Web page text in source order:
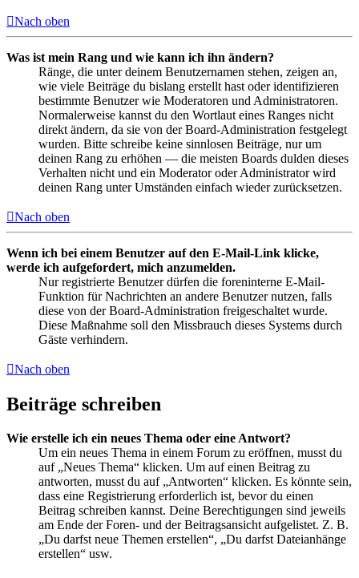
Nach oben
Was ist mein Rang und wie kann ich ihn ändern?
Ränge, die unter deinem Benutzernamen stehen, zeigen an,
wie viele Beiträge du bislang erstellt hast oder identifizieren
bestimmte Benutzer wie Moderatoren und Administratoren.
Normalerweise kannst du den Wortlaut eines Ranges nicht
direkt ändern, da sie von der Board-Administration festgelegt
wurden. Bitte schreibe keine sinnlosen Beiträge, nur um
deinen Rang zu erhöhen — die meisten Boards dulden dieses
Verhalten nicht und ein Moderator oder Administrator wird
deinen Rang unter Umständen einfach wieder zurücksetzen.
Nach oben
Wenn ich bei einem Benutzer auf den E-Mail-Link klicke,
werde ich aufgefordert, mich anzumelden.
Nur registrierte Benutzer dürfen die foreninterne E-Mail-
Funktion für Nachrichten an andere Benutzer nutzen, falls
diese von der Board-Administration freigeschaltet wurde.
Diese Maßnahme soll den Missbrauch dieses Systems durch
Gäste verhindern.
Nach oben
Beiträge schreiben
Wie erstelle ich ein neues Thema oder eine Antwort?
Um ein neues Thema in einem Forum zu eröffnen, musst du
auf „Neues Thema“ klicken. Um auf einen Beitrag zu
antworten, musst du auf „Antworten“ klicken. Es könnte sein,
dass eine Registrierung erforderlich ist, bevor du einen
Beitrag schreiben kannst. Deine Berechtigungen sind jeweils
am Ende der Foren- und der Beitragsansicht aufgelistet. Z. B.
„Du darfst neue Themen erstellen“, „Du darfst Dateianhänge
erstellen“ usw.